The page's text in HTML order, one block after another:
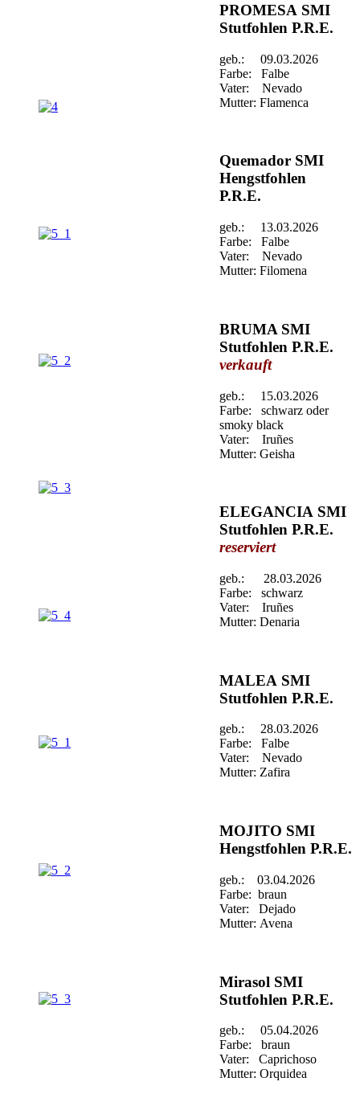
PROMESA SMI
Stutfohlen P.R.E.
geb.: 09.03.2026
Farbe: Falbe
Vater: Nevado
Mutter: Flamenca
Quemador SMI
Hengstfohlen
P.R.E.
geb.: 13.03.2026
Farbe: Falbe
Vater: Nevado
Mutter: Filomena
BRUMA SMI
Stutfohlen P.R.E.
verkauft
geb.: 15.03.2026
Farbe: schwarz oder
smoky black
Vater: Iruñes
Mutter: Geisha
ELEGANCIA SMI
Stutfohlen P.R.E.
reserviert
geb.: 28.03.2026
Farbe: schwarz
Vater: Iruñes
Mutter: Denaria
MALEA SMI
Stutfohlen P.R.E.
geb.: 28.03.2026
Farbe: Falbe
Vater: Nevado
Mutter: Zafira
MOJITO SMI
Hengstfohlen P.R.E.
geb.: 03.04.2026
Farbe: braun
Vater: Dejado
Mutter: Avena
Mirasol SMI
Stutfohlen P.R.E.
geb.: 05.04.2026
Farbe: braun
Vater: Caprichoso
Mutter: Orquidea